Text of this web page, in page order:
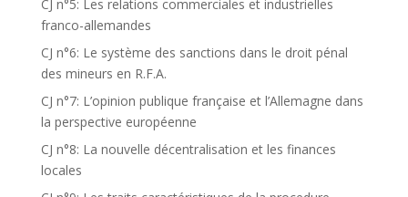
CJ n°5: Les relations commerciales et industrielles
franco-allemandes
CJ n°6: Le système des sanctions dans le droit pénal
des mineurs en R.F.A.
CJ n°7: L’opinion publique française et l’Allemagne dans
la perspective européenne
CJ n°8: La nouvelle décentralisation et les finances
locales